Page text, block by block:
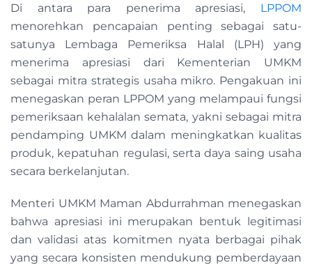
Di antara para penerima apresiasi, LPPOM
menorehkan pencapaian penting sebagai satu-
satunya Lembaga Pemeriksa Halal (LPH) yang
menerima apresiasi dari Kementerian UMKM
sebagai mitra strategis usaha mikro. Pengakuan ini
menegaskan peran LPPOM yang melampaui fungsi
pemeriksaan kehalalan semata, yakni sebagai mitra
pendamping UMKM dalam meningkatkan kualitas
produk, kepatuhan regulasi, serta daya saing usaha
secara berkelanjutan.
Menteri UMKM Maman Abdurrahman menegaskan
bahwa apresiasi ini merupakan bentuk legitimasi
dan validasi atas komitmen nyata berbagai pihak
yang secara konsisten mendukung pemberdayaan